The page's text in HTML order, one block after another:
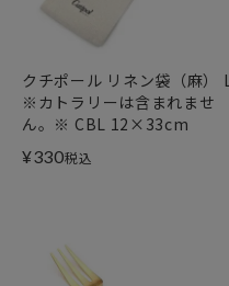
クチポール リネン袋（麻）
※カトラリーは含まれませ
ん。※ CBL 12×33cm
¥330税込